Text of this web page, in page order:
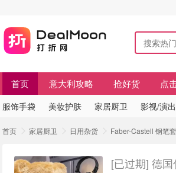
首页 意大利攻略 抢好货 点
服饰手袋 美妆护肤 家居厨卫 影视/演
首页 家居厨卫 日用杂货 Faber-Castell 钢笔
[已过期] 德